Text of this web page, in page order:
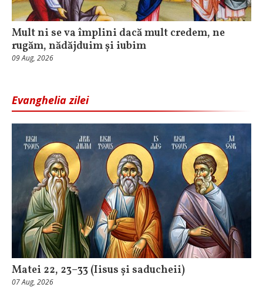
Mult ni se va împlini dacă mult credem, ne
rugăm, nădăjduim și iubim
09 Aug, 2026
Evanghelia zilei
Matei 22, 23–33 (Iisus și saducheii)
07 Aug, 2026